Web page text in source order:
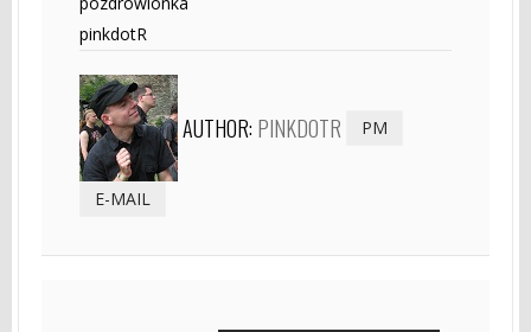
pinkdotR
AUTHOR: PINKDOTR PM
E-MAIL